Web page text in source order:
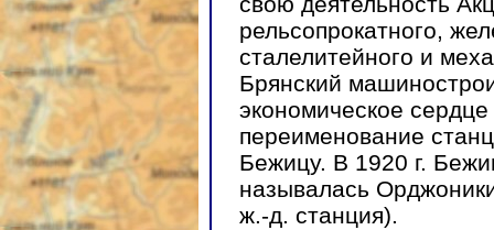
рельсопрокатного,
сталелитейного и
Брянский
экономическое
переименование
Бежицу. В 1920 г.
называлась
ж.-д. станция).